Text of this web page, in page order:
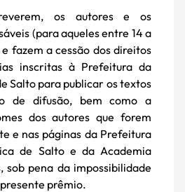
os autores e os
(para aqueles entre 14 a
fazem a cessão dos direitos
inscritas à Prefeitura da
Salto para publicar os textos
de difusão, bem como a
dos autores que forem
e nas páginas da Prefeitura
de Salto e da Academia
sob pena da impossibilidade
prêmio.